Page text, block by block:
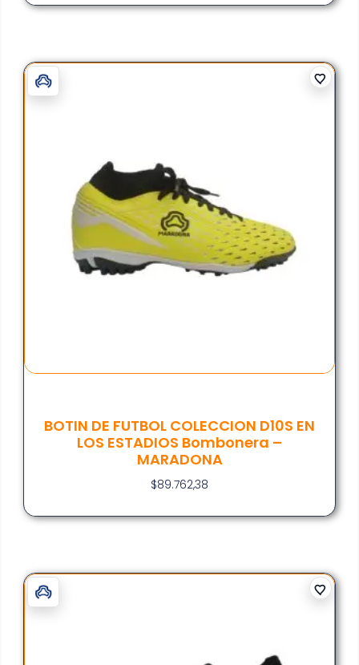
BOTIN DE FUTBOL COLECCION D10S EN
LOS ESTADIOS Bombonera –
MARADONA
$89.762,38